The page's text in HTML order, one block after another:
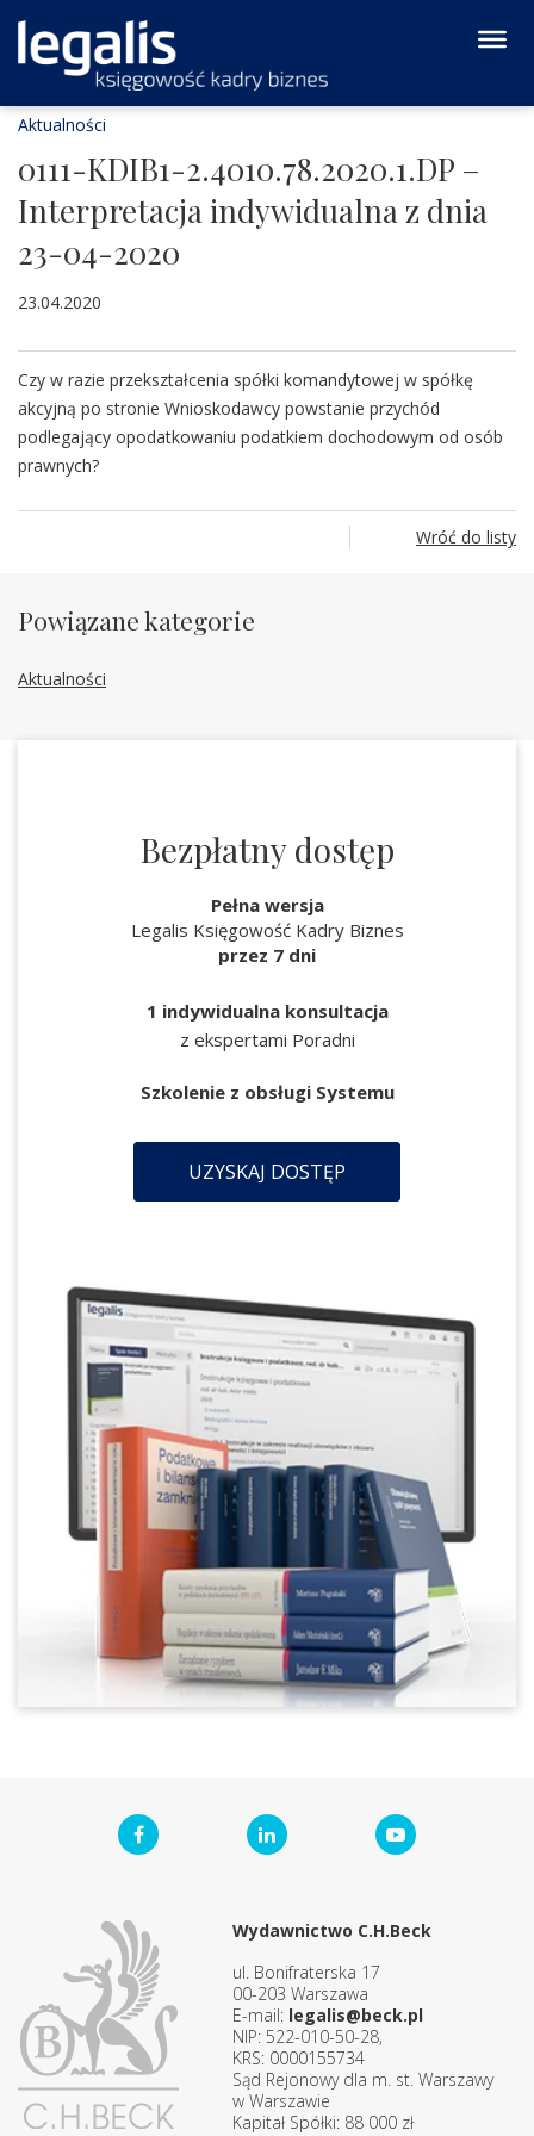
Aktualności
0111-KDIB1-2.4010.78.2020.1.DP –
Interpretacja indywidualna z dnia
23-04-2020
23.04.2020
Czy w razie przekształcenia spółki komandytowej w spółkę
akcyjną po stronie Wnioskodawcy powstanie przychód
podlegający opodatkowaniu podatkiem dochodowym od osób
prawnych?
Wróć do listy
Powiązane kategorie
Aktualności
Bezpłatny dostęp
Pełna wersja
Legalis Księgowość Kadry Biznes
przez 7 dni
1 indywidualna konsultacja
z ekspertami Poradni
Szkolenie z obsługi Systemu
UZYSKAJ DOSTĘP
Wydawnictwo C.H.Beck
ul. Bonifraterska 17
00-203 Warszawa
E-mail: legalis@beck.pl
NIP: 522-010-50-28,
KRS: 0000155734
Sąd Rejonowy dla m. st. Warszawy
w Warszawie
Kapitał Spółki: 88 000 zł